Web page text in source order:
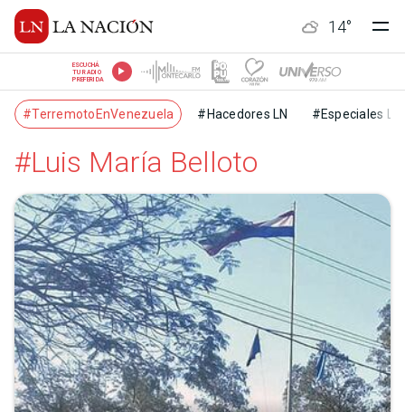
14°
ESCUCHÁ
TU RADIO
PREFERIDA
#TerremotoEnVenezuela #Hacedores LN #Especiales LN
#Luis María Belloto